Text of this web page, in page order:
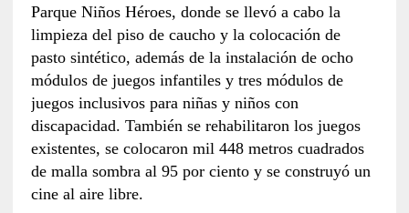
Parque Niños Héroes, donde se llevó a cabo la
limpieza del piso de caucho y la colocación de
pasto sintético, además de la instalación de ocho
módulos de juegos infantiles y tres módulos de
juegos inclusivos para niñas y niños con
discapacidad. También se rehabilitaron los juegos
existentes, se colocaron mil 448 metros cuadrados
de malla sombra al 95 por ciento y se construyó un
cine al aire libre.